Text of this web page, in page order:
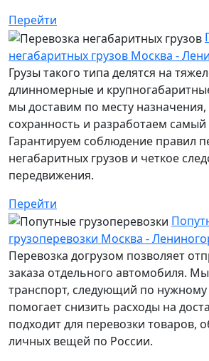
Перейти
негабаритных грузов Москва -
Грузы такого типа делятся на
длинномерные и
мы доставим по месту
сохранность и разработаем
Гарантируем соблюдение правил
негабаритных грузов и четкое
передвижения.
Перейти
грузоперевозки Москва -
Перевозка догрузом позволяет
заказа отдельного автомобиля.
транспорт, следующий по
помогает снизить расходы на
подходит для перевозки товаров,
личных вещей по России.